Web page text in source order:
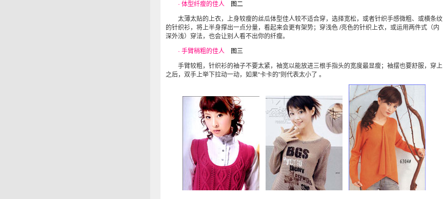
· 体型纤瘦的佳人 图二
太薄太贴的上衣，上身较瘦的丝瓜体型佳人较不适合穿，选择宽松，或者针织手感微粗、或横条纹
的针织衫，将上半身撑出一点分量，看起来会更有架势；穿浅色 /亮色的针织上衣，或运用两件式（内
深外浅）穿法，也会让别人看不出你的纤瘦。
· 手臂稍粗的佳人 图三
手臂较粗，针织衫的袖子不要太紧，袖宽以能放进三根手指头的宽度最显瘦；袖摆也要舒服，穿上
之后，双手上举下拉动一动，如果“卡卡的”则代表太小了 。